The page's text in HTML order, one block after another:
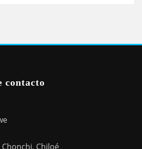
contacto
Chiloé